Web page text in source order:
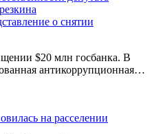
о снятии
$20 млн госбанка. В
антикоррупционная…
на расселении